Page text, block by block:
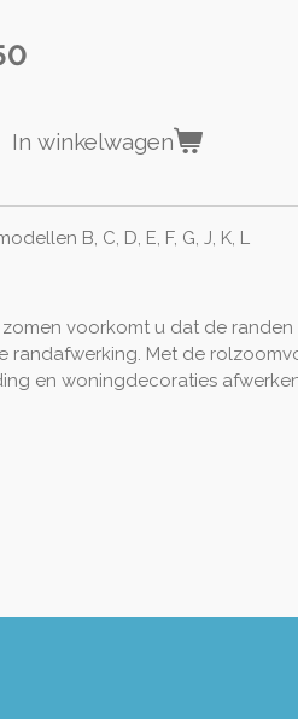
In winkelwagen
B, C, D, E, F, G, J, K, L
voorkomt u dat de
randafwerking. Met de
en woningdecoraties